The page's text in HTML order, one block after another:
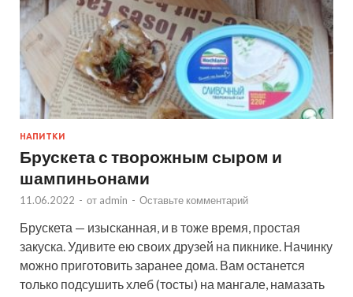
НАПИТКИ
Брускета с творожным сыром и
шампиньонами
11.06.2022 - от admin - Оставьте комментарий
Брускета — изысканная, и в тоже время, простая
закуска. Удивите ею своих друзей на пикнике. Начинку
можно приготовить заранее дома. Вам останется
только подсушить хлеб (тосты) на мангале, намазать